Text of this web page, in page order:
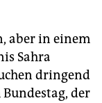
aber in einem
Sahra
dringend
der